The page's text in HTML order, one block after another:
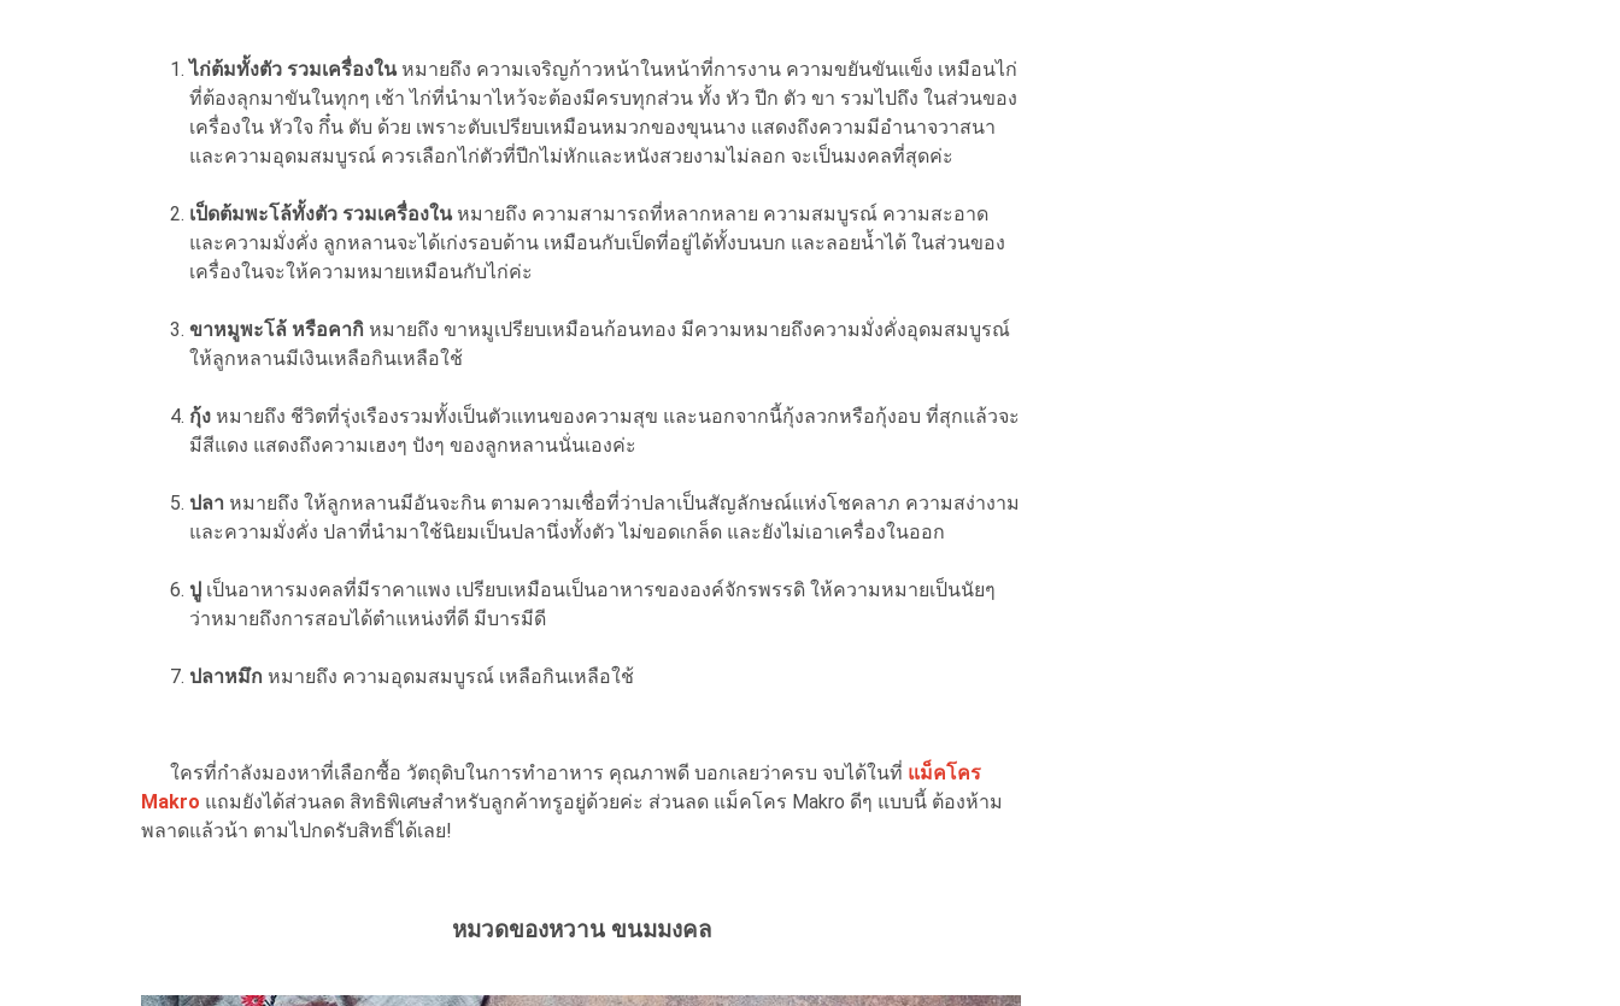
ไก่ต้มทั้งตัว รวมเครื่องในหมายถึง ความเจริญก้าวหน้าในหน้าที่การงาน ความขยันขันแข็ง เหมือนไก่
ที่ต้องลุกมาขันในทุกๆ เช้า ไก่ที่นำมาไหว้จะต้องมีครบทุกส่วน ทั้ง หัว ปีก ตัว ขา รวมไปถึง ในส่วนของ
เครื่องใน หัวใจ กึ๋น ตับ ด้วย เพราะตับเปรียบเหมือนหมวกของขุนนาง แสดงถึงความมีอำนาจวาสนา
และความอุดมสมบูรณ์ ควรเลือกไก่ตัวที่ปีกไม่หักและหนังสวยงามไม่ลอก จะเป็นมงคลที่สุดค่ะ
เป็ดต้มพะโล้ทั้งตัว รวมเครื่องในหมายถึง ความสามารถที่หลากหลาย ความสมบูรณ์ ความสะอาด
และความมั่งคั่ง ลูกหลานจะได้เก่งรอบด้าน เหมือนกับเป็ดที่อยู่ได้ทั้งบนบก และลอยน้ำได้ ในส่วนของ
เครื่องในจะให้ความหมายเหมือนกับไก่ค่ะ
ขาหมูพะโล้ หรือคากิ หมายถึง ขาหมูเปรียบเหมือนก้อนทอง มีความหมายถึงความมั่งคั่งอุดมสมบูรณ์
ให้ลูกหลานมีเงินเหลือกินเหลือใช้
กุ้ง หมายถึง ชีวิตที่รุ่งเรืองรวมทั้งเป็นตัวแทนของความสุข และนอกจากนี้กุ้งลวกหรือกุ้งอบ ที่สุกแล้วจะ
มีสีแดง แสดงถึงความเฮงๆ ปังๆ ของลูกหลานนั่นเองค่ะ
ปลา หมายถึง ให้ลูกหลานมีอันจะกิน ตามความเชื่อที่ว่าปลาเป็นสัญลักษณ์แห่งโชคลาภ ความสง่างาม
และความมั่งคั่ง ปลาที่นำมาใช้นิยมเป็นปลานึ่งทั้งตัว ไม่ขอดเกล็ด และยังไม่เอาเครื่องในออก
ปู เป็นอาหารมงคลที่มีราคาแพง เปรียบเหมือนเป็นอาหารขององค์จักรพรรดิ ให้ความหมายเป็นนัยๆ
ว่าหมายถึงการสอบได้ตำแหน่งที่ดี มีบารมีดี
ปลาหมึก หมายถึง ความอุดมสมบูรณ์ เหลือกินเหลือใช้
ใครที่กำลังมองหาที่เลือกซื้อ วัตถุดิบในการทำอาหาร คุณภาพดี บอกเลยว่าครบ จบได้ในที่ แม็คโคร
Makro แถมยังได้ส่วนลด สิทธิพิเศษสำหรับลูกค้าทรูอยู่ด้วยค่ะ ส่วนลด แม็คโคร Makro ดีๆ แบบนี้ ต้องห้าม
พลาดแล้วน้า ตามไปกดรับสิทธิ์ได้เลย!
หมวดของหวาน ขนมมงคล